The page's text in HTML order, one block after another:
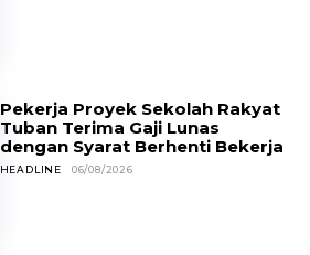
Pekerja Proyek Sekolah Rakyat
Tuban Terima Gaji Lunas
dengan Syarat Berhenti Bekerja
HEADLINE 06/08/2026